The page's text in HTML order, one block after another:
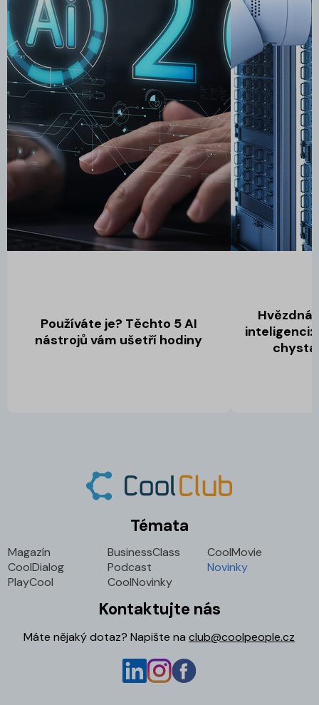
Používáte je? Těchto 5 AI
nástrojů vám ušetří hodiny
Hvězdná
inteligenci:
Témata
Magazín BusinessClass
CoolMovie
CoolDialog
Podcast
Novinky
PlayCool
CoolNovinky
Kontaktujte nás
Máte nějaký dotaz? Napište naclub@coolpeople.cz